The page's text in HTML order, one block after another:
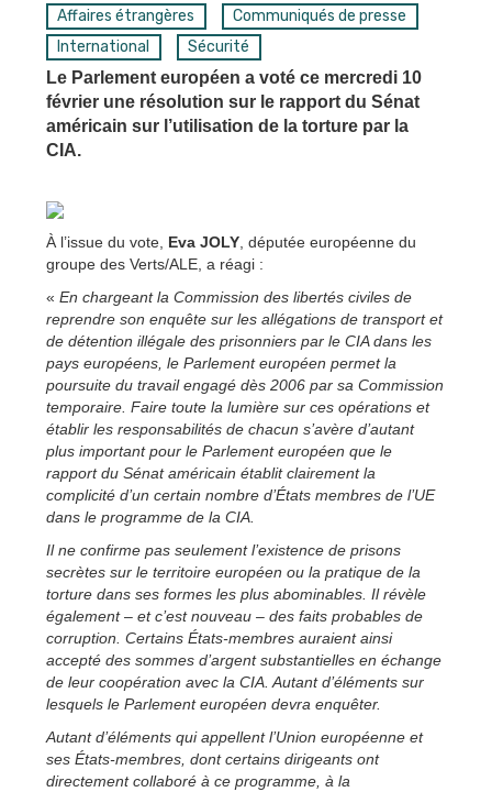
Affaires étrangères
Communiqués de presse
International
Sécurité
Le Parlement européen a voté ce mercredi 10
février une résolution sur le rapport du Sénat
américain sur l’utilisation de la torture par la
CIA.
À l’issue du vote, Eva JOLY , députée européenne du
groupe des Verts/ALE, a réagi :
« En chargeant la Commission des libertés civiles de
reprendre son enquête sur les allégations de transport et
de détention illégale des prisonniers par le CIA dans les
pays européens, le Parlement européen permet la
poursuite du travail engagé dès 2006 par sa Commission
temporaire. Faire toute la lumière sur ces opérations et
établir les responsabilités de chacun s’avère d’autant
plus important pour le Parlement européen que le
rapport du Sénat américain établit clairement la
complicité d’un certain nombre d’États membres de l’UE
dans le programme de la CIA.
Il ne confirme pas seulement l’existence de prisons
secrètes sur le territoire européen ou la pratique de la
torture dans ses formes les plus abominables. Il révèle
également – et c’est nouveau – des faits probables de
corruption. Certains États-membres auraient ainsi
accepté des sommes d’argent substantielles en échange
de leur coopération avec la CIA. Autant d’éléments sur
lesquels le Parlement européen devra enquêter.
Autant d’éléments qui appellent l’Union européenne et
ses États-membres, dont certains dirigeants ont
directement collaboré à ce programme, à la